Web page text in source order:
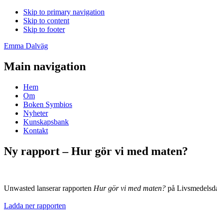
Skip to primary navigation
Skip to content
Skip to footer
Emma Dalväg
Main navigation
Hem
Om
Boken Symbios
Nyheter
Kunskapsbank
Kontakt
Ny rapport – Hur gör vi med maten?
Unwasted lanserar rapporten Hur gör vi med maten? på
Ladda ner rapporten